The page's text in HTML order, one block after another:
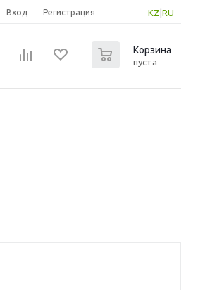
KZ RU
Вход Регистрация
Корзина
пуста